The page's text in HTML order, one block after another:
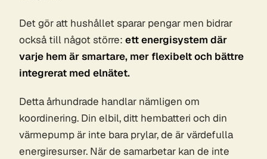
Det gör att hushållet sparar pengar men bidrar
också till något större: ett energisystem där
varje hem är smartare, mer flexibelt och bättre
integrerat med elnätet.
Detta århundrade handlar nämligen om
koordinering. Din elbil, ditt hembatteri och din
värmepump är inte bara prylar, de är värdefulla
energiresurser. När de samarbetar kan de inte